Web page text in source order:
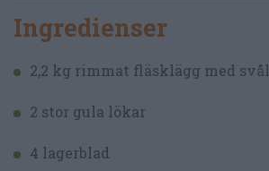
Ingredienser
2,2 kg rimmat fläsklägg med svål
2 stor gula lökar
4 lagerblad